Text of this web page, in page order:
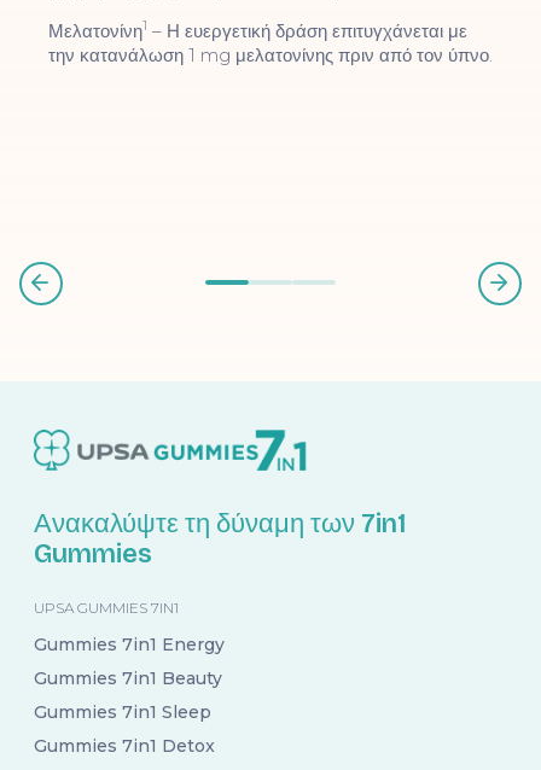
Μελατονίνη1 – Η ευεργετική δράση επιτυγχάνεται με
την κατανάλωση 1 mg μελατονίνης πριν από τον ύπνο.
Ανακαλύψτε τη δύναμη των 7in1
Gummies
UPSA GUMMIES 7IN1
Gummies 7in1 Energy
Gummies 7in1 Beauty
Gummies 7in1 Sleep
Gummies 7in1 Detox